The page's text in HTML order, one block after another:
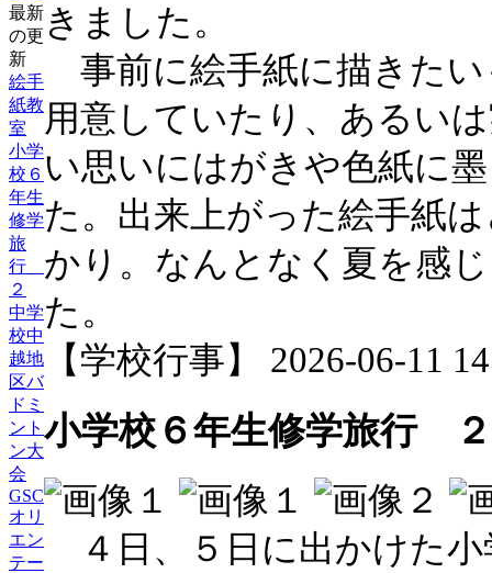
最新
の更
新
絵手
紙教
室
小学
校６
年生
修学
旅
行
２
中学
校中
越地
区バ
ドミ
ント
ン大
会
GSC
オリ
エン
テー
きました。
事前に絵手紙に描きた
用意していたり、あるい
い思いにはがきや色紙に
た。出来上がった絵手紙
かり。なんとなく夏を感
た。
【学校行事】 2026-06-11
小学校６年生修学旅行 ２
４日、５日に出かけた小